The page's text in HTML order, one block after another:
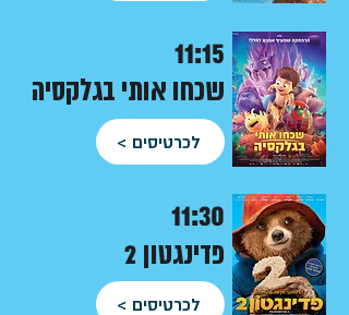
שכחו אותי בגלקסיה
11:15
לכרטיסים >
פדינגטון 2
11:30
לכרטיסים >